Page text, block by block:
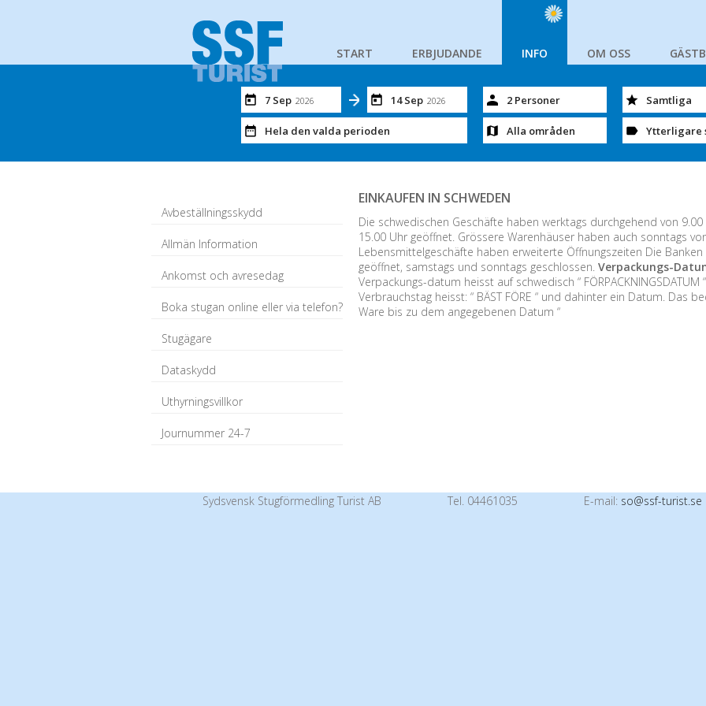
START ERBJUDANDE INFO OM OSS
7 Sep 2026 14 Sep 2026
Hela den valda perioden
2 Personer
Alla områden
Samtliga
Ytterligare
Avbeställningsskydd
Allmän Information
Ankomst och avresedag
Boka stugan online eller via telefon?
Stugägare
Dataskydd
Uthyrningsvillkor
Journummer 24-7
EINKAUFEN IN SCHWEDEN
Die schwedischen Geschäfte haben werktags durchgehend von
15.00 Uhr geöffnet. Grössere Warenhäuser haben auch sonntags
Lebensmittelgeschäfte haben erweiterte Öffnungszeiten Die
geöffnet, samstags und sonntags geschlossen. Verpackungs-
Verpackungs-datum heisst auf schwedisch “
Verbrauchstag heisst: “ BÄST FÖRE “ und dahinter ein Datum. Das
Ware bis zu dem angegebenen Datum “
Sydsvensk Stugförmedling Turist AB Tel. 04461035 E-mail: so@ssf-turist.se